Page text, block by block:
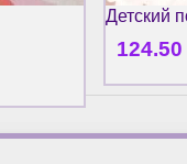
Детский
124.50